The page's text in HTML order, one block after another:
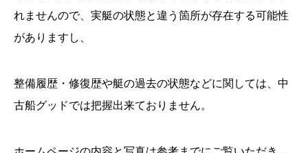
れませんので、実艇の状態と違う箇所が存在する可能性
がありますし、
整備履歴・修復歴や艇の過去の状態などに関しては、中
古船グッドでは把握出来ておりません。